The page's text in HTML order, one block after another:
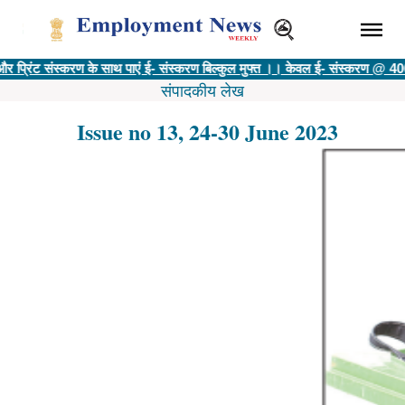
के साथ पाएं ई- संस्करण बिल्कुल मुफ्त ।। केवल ई- संस्करण @ 400 रु ||
संपादकीय लेख
Issue no 13, 24-30 June 2023